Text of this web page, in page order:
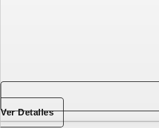
Ver Detalles